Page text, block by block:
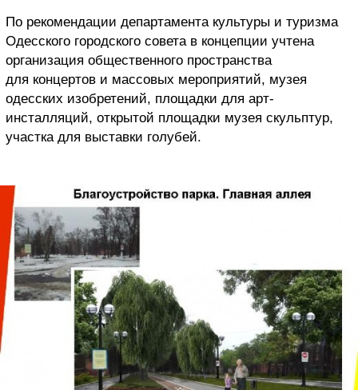
По рекомендации департамента культуры и туризма
Одесского городского совета в концепции учтена
организация общественного пространства
для концертов и массовых мероприятий, музея
одесских изобретений, площадки для арт-
инсталляций, открытой площадки музея скульптур,
участка для выставки голубей.